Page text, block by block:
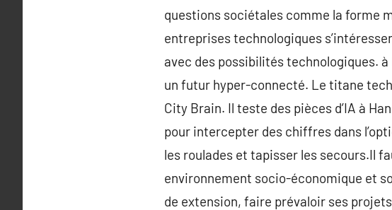
questions sociétales comme la forme
entreprises technologiques
avec des possibilités technologiques.
un futur hyper-connecté. Le titane
City Brain. Il teste des pièces d’IA à
pour intercepter des chiffres dans
les roulades et tapisser les secours.Il
environnement socio-économique et
de extension, faire prévaloir ses